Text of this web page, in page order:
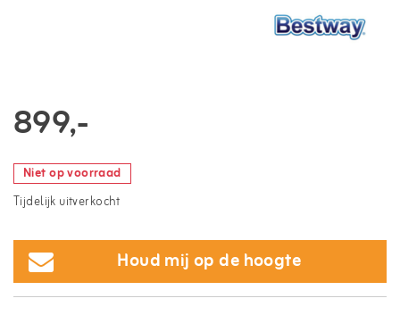
899,-
Niet op voorraad
Tijdelijk uitverkocht
Houd mij op de hoogte